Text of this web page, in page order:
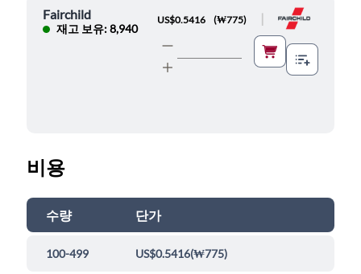
Fairchild
재고 보유: 8,940
US$0.5416 (₩775)
비용
수량 단가
100-499 US$0.5416(₩775)